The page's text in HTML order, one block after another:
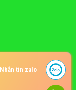
Nhắn tin zalo